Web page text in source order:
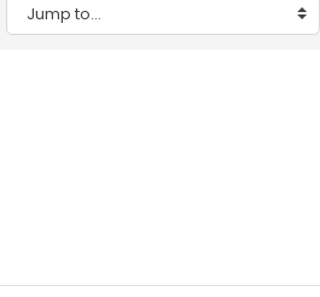
Jump to...